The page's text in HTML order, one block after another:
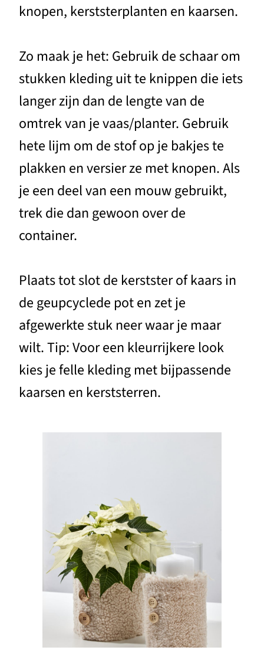
knopen, kerststerplanten en kaarsen.
Zo maak je het: Gebruik de schaar om
stukken kleding uit te knippen die iets
langer zijn dan de lengte van de
omtrek van je vaas/planter. Gebruik
hete lijm om de stof op je bakjes te
plakken en versier ze met knopen. Als
je een deel van een mouw gebruikt,
trek die dan gewoon over de
container.
Plaats tot slot de kerstster of kaars in
de geupcyclede pot en zet je
afgewerkte stuk neer waar je maar
wilt. Tip: Voor een kleurrijkere look
kies je felle kleding met bijpassende
kaarsen en kerststerren.